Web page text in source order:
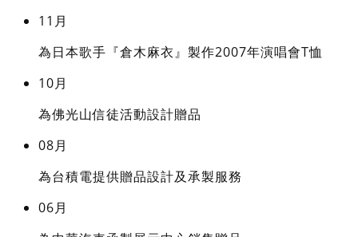
11月
為日本歌手『倉木麻衣』製作2007年演唱會T恤
10月
為佛光山信徒活動設計贈品
08月
為台積電提供贈品設計及承製服務
06月